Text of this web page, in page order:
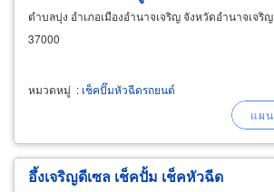
ตำบลบุ่ง อำเภอเมืองอำนาจเจริญ จังหวัดอำนาจเจริญ
37000
หมวดหมู่ : เช็คปั๊มหัวฉีดรถยนต์
อึ้งเจริญดีเซล เช็คปั้ม เช็คหัวฉีด